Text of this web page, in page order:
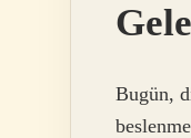
Bugün,